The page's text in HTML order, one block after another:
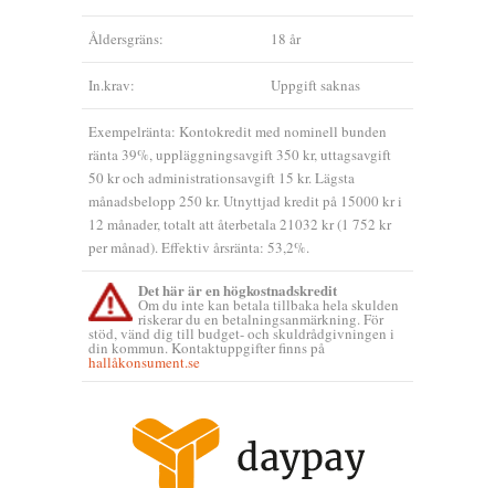
Åldersgräns: 18 år
In.krav: Uppgift saknas
Exempelränta: Kontokredit med nominell bunden
ränta 39%, uppläggningsavgift 350 kr, uttagsavgift
50 kr och administrationsavgift 15 kr. Lägsta
månadsbelopp 250 kr. Utnyttjad kredit på 15000 kr i
12 månader, totalt att återbetala 21032 kr (1 752 kr
per månad). Effektiv årsränta: 53,2%.
Det här är en högkostnadskredit
Om du inte kan betala tillbaka hela skulden
riskerar du en betalningsanmärkning. För
stöd, vänd dig till budget- och skuldrådgivningen i
din kommun. Kontaktuppgifter finns på
hallåkonsument.se